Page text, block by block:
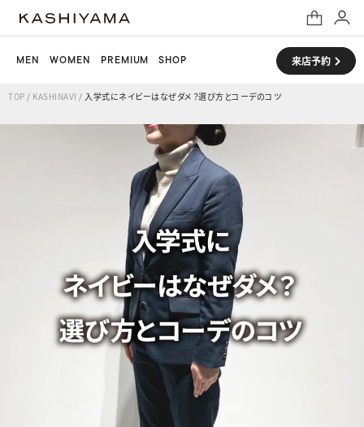
MEN WOMEN PREMIUM SHOP 来店予約
TOP / KASHINAVI / 入学式にネイビーはなぜダメ？選び方とコーデのコツ